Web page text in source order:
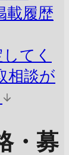
載履歴
てく
相談が
・募